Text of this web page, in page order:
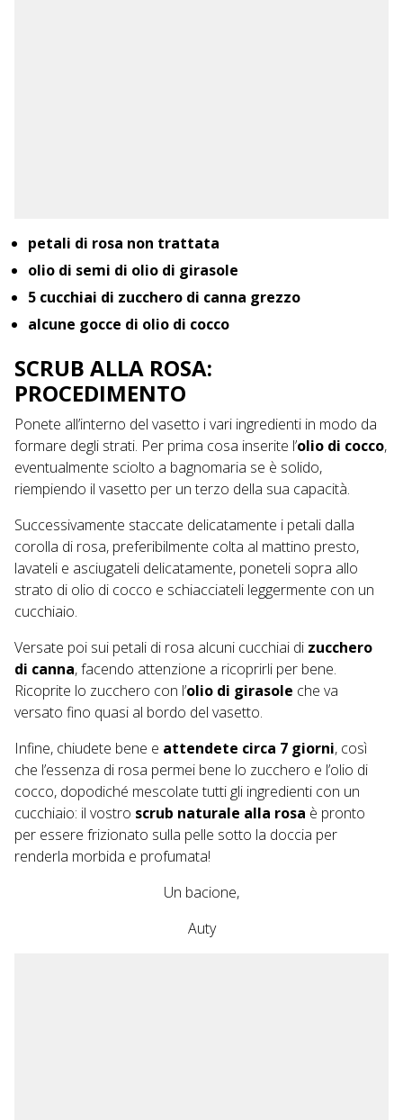
petali di rosa non trattata
olio di semi di olio di girasole
5 cucchiai di zucchero di canna grezzo
alcune gocce di olio di cocco
SCRUB ALLA ROSA:
PROCEDIMENTO
Ponete all’interno del vasetto i vari ingredienti in modo da
formare degli strati. Per prima cosa inserite l’olio di cocco,
eventualmente sciolto a bagnomaria se è solido,
riempiendo il vasetto per un terzo della sua capacità.
Successivamente staccate delicatamente i petali dalla
corolla di rosa, preferibilmente colta al mattino presto,
lavateli e asciugateli delicatamente, poneteli sopra allo
strato di olio di cocco e schiacciateli leggermente con un
cucchiaio.
Versate poi sui petali di rosa alcuni cucchiai di zucchero
di canna, facendo attenzione a ricoprirli per bene.
Ricoprite lo zucchero con l’olio di girasole che va
versato fino quasi al bordo del vasetto.
Infine, chiudete bene e attendete circa 7 giorni, così
che l’essenza di rosa permei bene lo zucchero e l’olio di
cocco, dopodiché mescolate tutti gli ingredienti con un
cucchiaio: il vostro scrub naturale alla rosa è pronto
per essere frizionato sulla pelle sotto la doccia per
renderla morbida e profumata!
Un bacione,
Auty